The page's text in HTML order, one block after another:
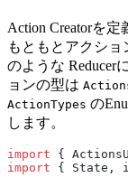
Action Creatorを定
もともとアクシ
のような Reducer
ョンの型は
ActionTypes の
します。
import {
import { State,